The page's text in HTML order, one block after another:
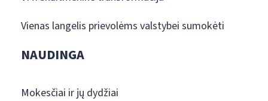
Vienas langelis prievolėms valstybei sumokėti
NAUDINGA
Mokesčiai ir jų dydžiai